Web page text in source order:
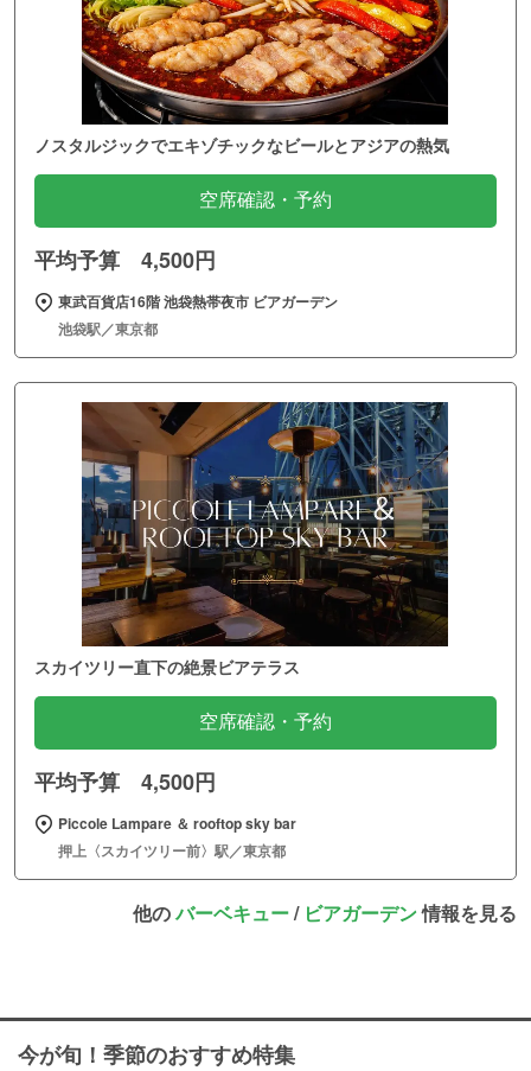
ノスタルジックでエキゾチックなビールとアジアの熱気
空席確認・予約
平均予算 4,500円
東武百貨店16階 池袋熱帯夜市 ビアガーデン
池袋駅／東京都
スカイツリー直下の絶景ビアテラス
空席確認・予約
平均予算 4,500円
Piccole Lampare ＆ rooftop sky bar
押上〈スカイツリー前〉駅／東京都
他のバーベキュー/ ビアガーデン情報を見る
今が旬！季節のおすすめ特集